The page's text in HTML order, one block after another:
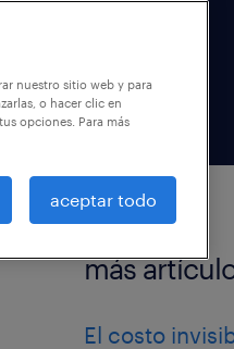
más
El costo
nuestro sitio web y para
o hacer clic en
opciones. Para más
aceptar todo